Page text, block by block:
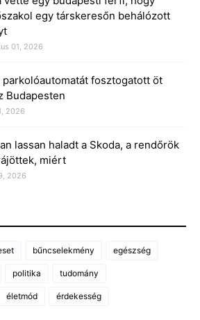
egy társkeresőn behálózott
01, 2026
parkolóautomatát fosztogatott öt
Budapesten
2026
lassan haladt a Skoda, a rendőrök
miért
2026
bűncselekmény egészség
politika tudomány
életmód érdekesség